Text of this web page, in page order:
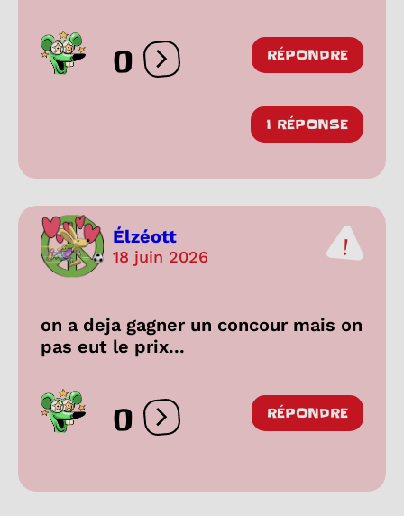
0 Ouvrir les réactions
RÉPONDRE
1 RÉPONSE
Élzéott
18 juin 2026
on a deja gagner un concour mais on
pas eut le prix...
0 Ouvrir les réactions
RÉPONDRE